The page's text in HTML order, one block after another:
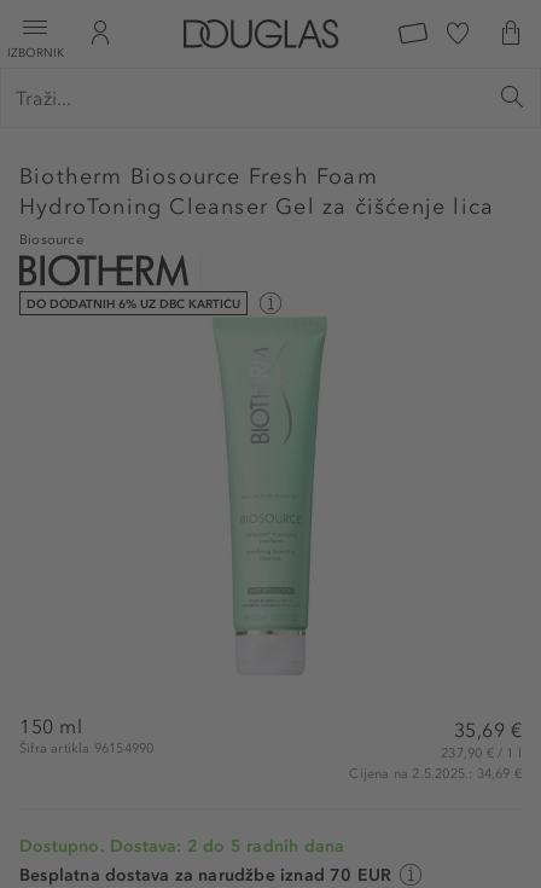
IZBORNIK
Biotherm Biosource Fresh Foam
HydroToning Cleanser Gel za čišćenje lica
Biosource
DO DODATNIH 6% UZ DBC KARTICU
150 ml
Šifra artikla 96154990
35,69 €
237,90 € / 1 l
Cijena na 2.5.2025.: 34,69 €
Dostupno. Dostava: 2 do 5 radnih dana
Besplatna dostava za narudžbe iznad 70 EUR